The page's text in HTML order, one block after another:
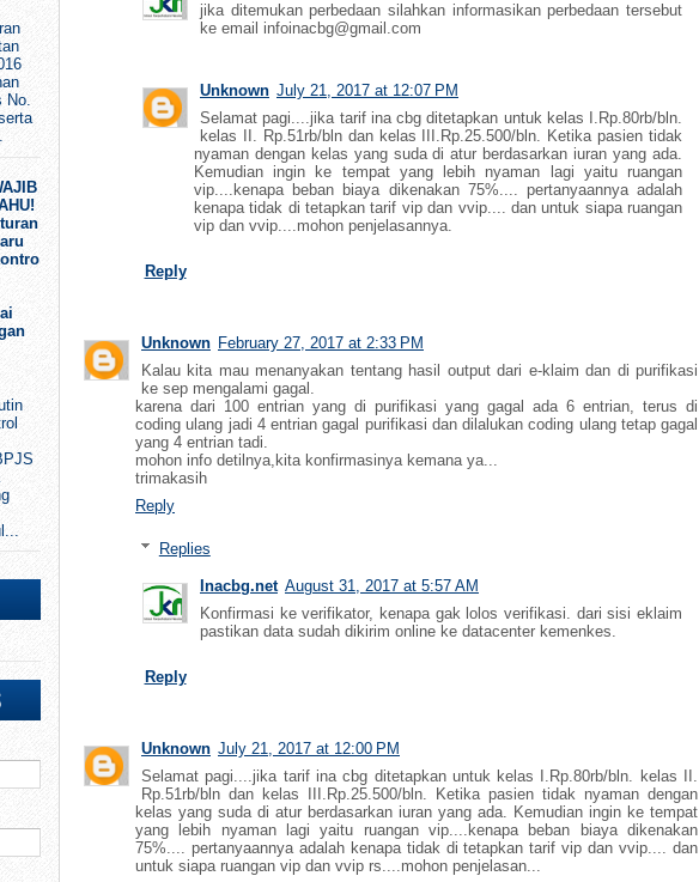
No.
jika ditemukan perbedaan silahkan informasikan perbedaan tersebut
ke email infoinacbg@gmail.com
Unknown July 21, 2017 at 12:07 PM
Selamat pagi....jika tarif ina cbg ditetapkan untuk kelas I.Rp.80rb/bln.
kelas II. Rp.51rb/bln dan kelas III.Rp.25.500/bln. Ketika pasien tidak
nyaman dengan kelas yang suda di atur berdasarkan iuran yang ada.
Kemudian ingin ke tempat yang lebih nyaman lagi yaitu ruangan
vip....kenapa beban biaya dikenakan 75%.... pertanyaannya adalah
kenapa tidak di tetapkan tarif vip dan vvip.... dan untuk siapa ruangan
vip dan vvip....mohon penjelasannya.
Reply
Unknown February 27, 2017 at 2:33 PM
Kalau kita mau menanyakan tentang hasil output dari e-klaim dan di purifikasi
ke sep mengalami gagal.
karena dari 100 entrian yang di purifikasi yang gagal ada 6 entrian, terus di
coding ulang jadi 4 entrian gagal purifikasi dan dilalukan coding ulang tetap gagal
yang 4 entrian tadi.
mohon info detilnya,kita konfirmasinya kemana ya...
trimakasih
Reply
Replies
Inacbg.net August 31, 2017 at 5:57 AM
Konfirmasi ke verifikator, kenapa gak lolos verifikasi. dari sisi eklaim
pastikan data sudah dikirim online ke datacenter kemenkes.
Reply
Unknown July 21, 2017 at 12:00 PM
Selamat pagi....jika tarif ina cbg ditetapkan untuk kelas I.Rp.80rb/bln. kelas II.
Rp.51rb/bln dan kelas III.Rp.25.500/bln. Ketika pasien tidak nyaman dengan
kelas yang suda di atur berdasarkan iuran yang ada. Kemudian ingin ke tempat
yang lebih nyaman lagi yaitu ruangan vip....kenapa beban biaya dikenakan
75%.... pertanyaannya adalah kenapa tidak di tetapkan tarif vip dan vvip.... dan
untuk siapa ruangan vip dan vvip rs....mohon penjelasan...